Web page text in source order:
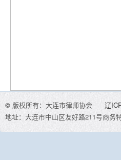
© 版权所有：大连市律师协会 辽
地址：大连市中山区友好路211号商务